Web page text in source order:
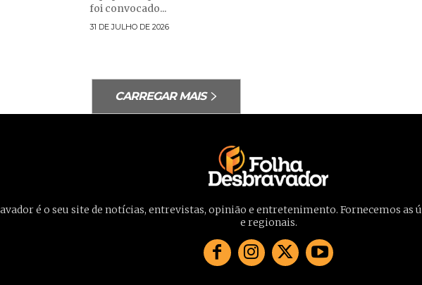
foi convocado...
31 DE JULHO DE 2026
CARREGAR MAIS
é o seu site de notícias, entrevistas, opinião e entretenimento. Fornecemos as
e regionais.